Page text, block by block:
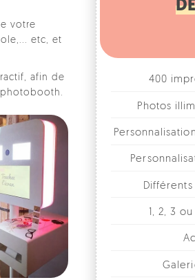
votre
etc, et
afin de
400
Photos illimitées
Personnalisation du
Personnalisation
Différents
1, 2, 3 ou 4
Galerie
Location pour